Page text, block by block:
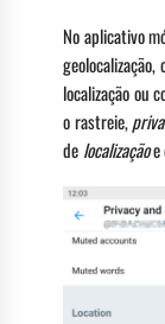
No aplicativo
localização ou
o rastreie,
de localizaçãoe